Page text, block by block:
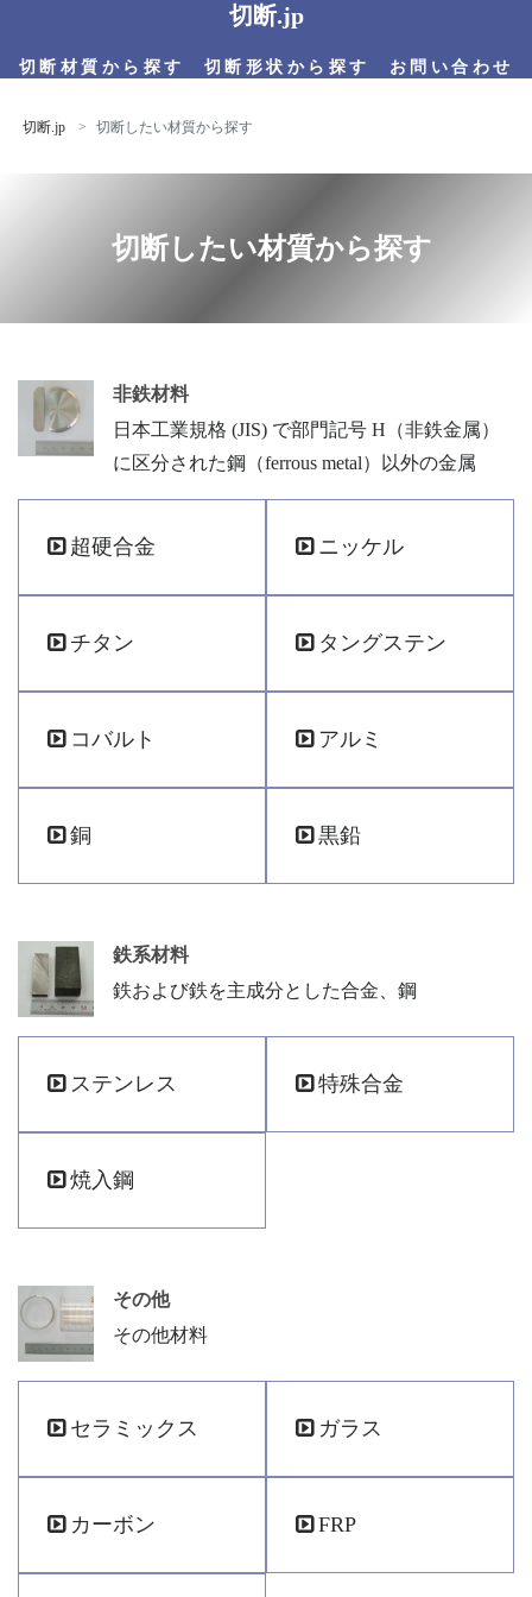
切断.jp
切断材質から探す 切断形状から探す お問い合わせ
切断.jp 切断したい材質から探す
切断したい材質から探す
非鉄材料
日本工業規格 (JIS) で部門記号 H（非鉄金属）
に区分された鋼（ferrous metal）以外の金属
超硬合金 ニッケル
チタン タングステン
コバルト アルミ
銅 黒鉛
鉄系材料
鉄および鉄を主成分とした合金、鋼
ステンレス 特殊合金
焼入鋼
その他
その他材料
セラミックス ガラス
カーボン FRP